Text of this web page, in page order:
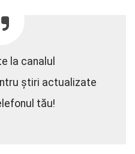
la canalul
știri actualizate
tău!